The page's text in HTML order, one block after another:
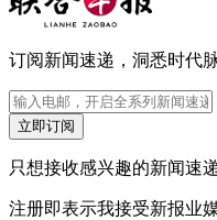
订阅新闻速递，洞悉时代脉
立即订阅
只想接收感兴趣的新闻速
注册即表示我接受新报业